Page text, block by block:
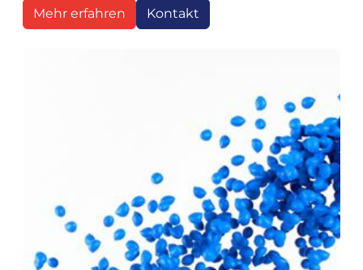
Mehr erfahren Kontakt